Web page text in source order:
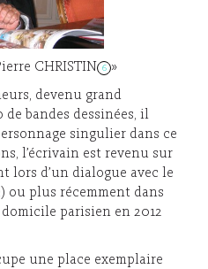
CHRISTIN 6
»
devenu grand
bandes dessinées, il
singulier dans ce
l’écrivain est revenu sur
lors d’un dialogue avec le
ou plus récemment dans
parisien en 2012
une place exemplaire